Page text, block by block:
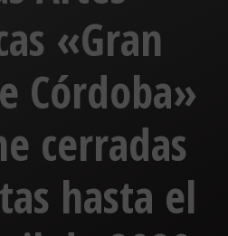
«Gran
Córdoba»
cerradas
hasta el